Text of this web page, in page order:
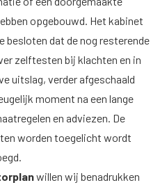
opgebouwd. Het kabinet
besloten dat de nog resterende
zelftesten bij klachten en in
uitslag, verder afgeschaald
moment na een lange
en adviezen. De
worden toegelicht wordt
willen wij benadrukken